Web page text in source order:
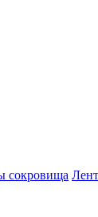
сокровища